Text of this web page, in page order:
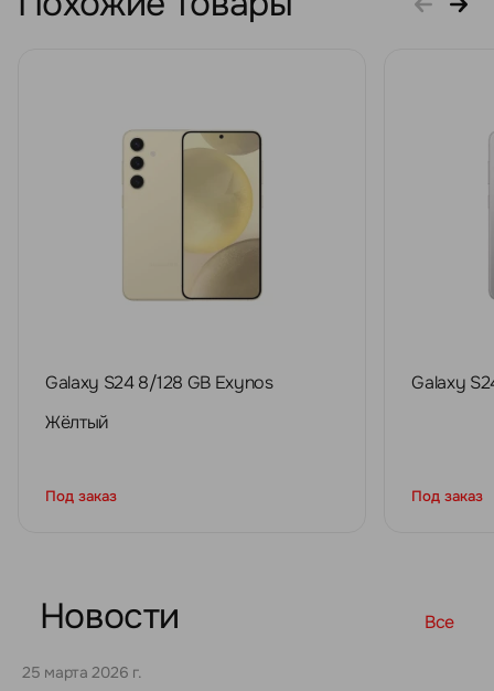
Galaxy S24 8/128 GB Exynos
Жёлтый
Под заказ
Galaxy
Под заказ
Новости Все
25 марта 2026 г.